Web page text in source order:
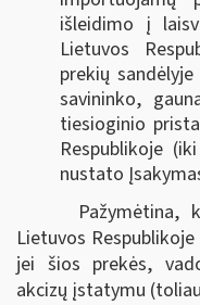
išleidimo į
Lietuvos
prekių
savininko,
tiesioginio
Respublikoje
nustato
Pažymėtina,
Lietuvos
jei šios prekės,
akcizų įstatymu